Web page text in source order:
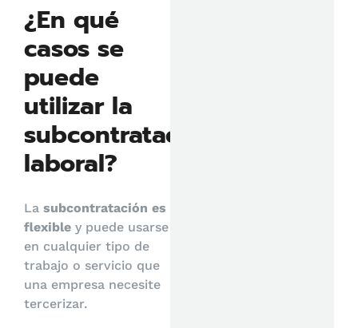
¿En qué
casos se
puede
utilizar la
subcontratación
laboral?
La subcontratación es
flexible y puede usarse
en cualquier tipo de
trabajo o servicio que
una empresa necesite
tercerizar.